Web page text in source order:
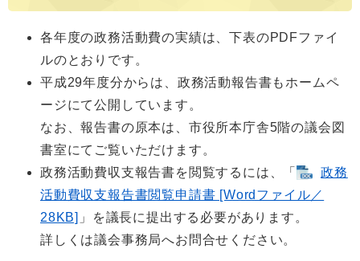
各年度の政務活動費の実績は、下表のPDFファイ
ルのとおりです。
平成29年度分からは、政務活動報告書もホームペ
ージにて公開しています。
なお、報告書の原本は、市役所本庁舎5階の議会図
書室にてご覧いただけます。
政務活動費収支報告書を閲覧するには、「
政務
活動費収支報告書閲覧申請書 [Wordファイル／
28KB] 」を議長に提出する必要があります。
詳しくは議会事務局へお問合せください。